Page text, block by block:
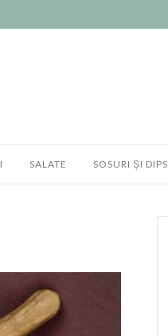
SALATE SOSURI ȘI DIPS